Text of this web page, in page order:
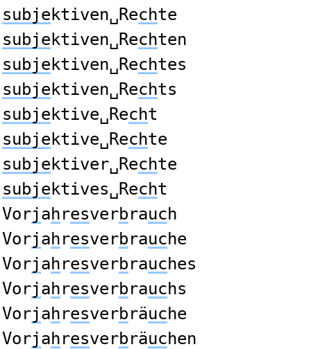
subje ktiven␣Rechte
subje ktiven␣Rechten
subje ktiven␣Rechtes
subje ktiven␣Rechts
subje ktive␣Recht
subje ktive␣Rechte
subje ktiver␣Rechte
subje ktives␣Recht
Vorjahresverbrauch
Vorjahresverbrauche
Vorjahresverbrauches
Vorjahresverbrauchs
Vorjahresverbräuche
Vorjahresverbräuchen